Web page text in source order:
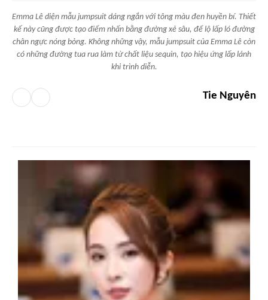
Emma Lê diện mẫu jumpsuit dáng ngắn với tông màu đen huyền bí. Thiết
kế này cũng được tạo điểm nhấn bằng đường xẻ sâu, để lộ lấp ló đường
chân ngực nóng bỏng. Không những vậy, mẫu jumpsuit của Emma Lê còn
có những đường tua rua làm từ chất liệu sequin, tạo hiệu ứng lấp lánh
khi trình diễn.
Tie Nguyên